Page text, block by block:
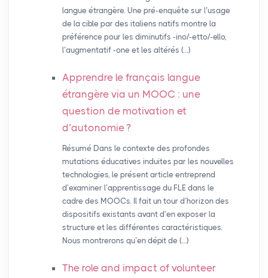
langue étrangère. Une pré-enquête sur l’usage
de la cible par des italiens natifs montre la
préférence pour les diminutifs -ino/-etto/-ello,
l’augmentatif -one et les altérés (…)
Apprendre le français langue
étrangère via un MOOC : une
question de motivation et
d’autonomie?
Résumé Dans le contexte des profondes
mutations éducatives induites par les nouvelles
technologies, le présent article entreprend
d’examiner l’apprentissage du FLE dans le
cadre des MOOCs. Il fait un tour d’horizon des
dispositifs existants avant d’en exposer la
structure et les différentes caractéristiques.
Nous montrerons qu’en dépit de (…)
The role and impact of volunteer